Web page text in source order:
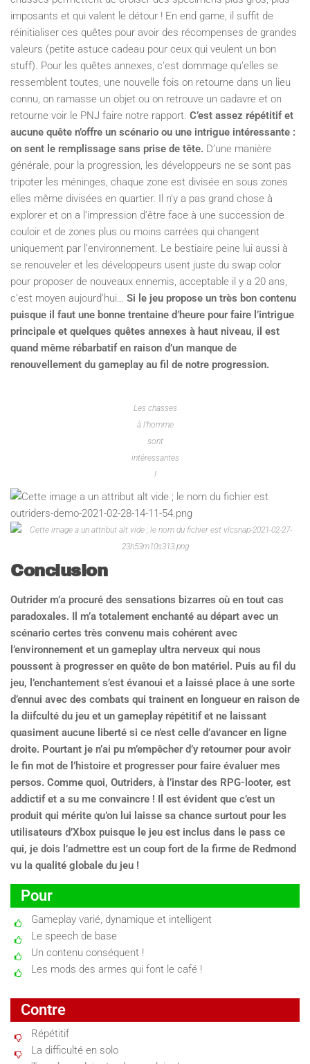
imposants et qui valent le détour ! En end game, il suffit de
réinitialiser ces quêtes pour avoir des récompenses de grandes
valeurs (petite astuce cadeau pour ceux qui veulent un bon
stuff). Pour les quêtes annexes, c’est dommage qu’elles se
ressemblent toutes, une nouvelle fois on retourne dans un lieu
connu, on ramasse un objet ou on retrouve un cadavre et on
retourne voir le PNJ faire notre rapport. C’est assez répétitif et
aucune quête n’offre un scénario ou une intrigue intéressante :
on sent le remplissage sans prise de tête. D’une manière
générale, pour la progression, les développeurs ne se sont pas
tripoter les méninges, chaque zone est divisée en sous zones
elles même divisées en quartier. Il n’y a pas grand chose à
explorer et on a l’impression d’être face à une succession de
couloir et de zones plus ou moins carrées qui changent
uniquement par l’environnement. Le bestiaire peine lui aussi à
se renouveler et les développeurs usent juste du swap color
pour proposer de nouveaux ennemis, acceptable il y a 20 ans,
c’est moyen aujourd’hui… Si le jeu propose un très bon contenu
puisque il faut une bonne trentaine d’heure pour faire l’intrigue
principale et quelques quêtes annexes à haut niveau, il est
quand même rébarbatif en raison d’un manque de
renouvellement du gameplay au fil de notre progression.
Les chasses
à l’homme
sont
intéressantes
!
Conclusion
Outrider m’a procuré des sensations bizarres où en tout cas
paradoxales. Il m’a totalement enchanté au départ avec un
scénario certes très convenu mais cohérent avec
l’environnement et un gameplay ultra nerveux qui nous
poussent à progresser en quête de bon matériel. Puis au fil du
jeu, l’enchantement s’est évanoui et a laissé place à une sorte
d’ennui avec des combats qui trainent en longueur en raison de
la diifculté du jeu et un gameplay répétitif et ne laissant
quasiment aucune liberté si ce n’est celle d’avancer en ligne
droite. Pourtant je n’ai pu m’empêcher d’y retourner pour avoir
le fin mot de l’histoire et progresser pour faire évaluer mes
persos. Comme quoi, Outriders, à l’instar des RPG-looter, est
addictif et a su me convaincre ! Il est évident que c’est un
produit qui mérite qu’on lui laisse sa chance surtout pour les
utilisateurs d’Xbox puisque le jeu est inclus dans le pass ce
qui, je dois l’admettre est un coup fort de la firme de Redmond
vu la qualité globale du jeu !
Pour
Gameplay varié, dynamique et intelligent
Le speech de base
Un contenu conséquent !
Les mods des armes qui font le café !
Contre
Répétitif
La difficulté en solo